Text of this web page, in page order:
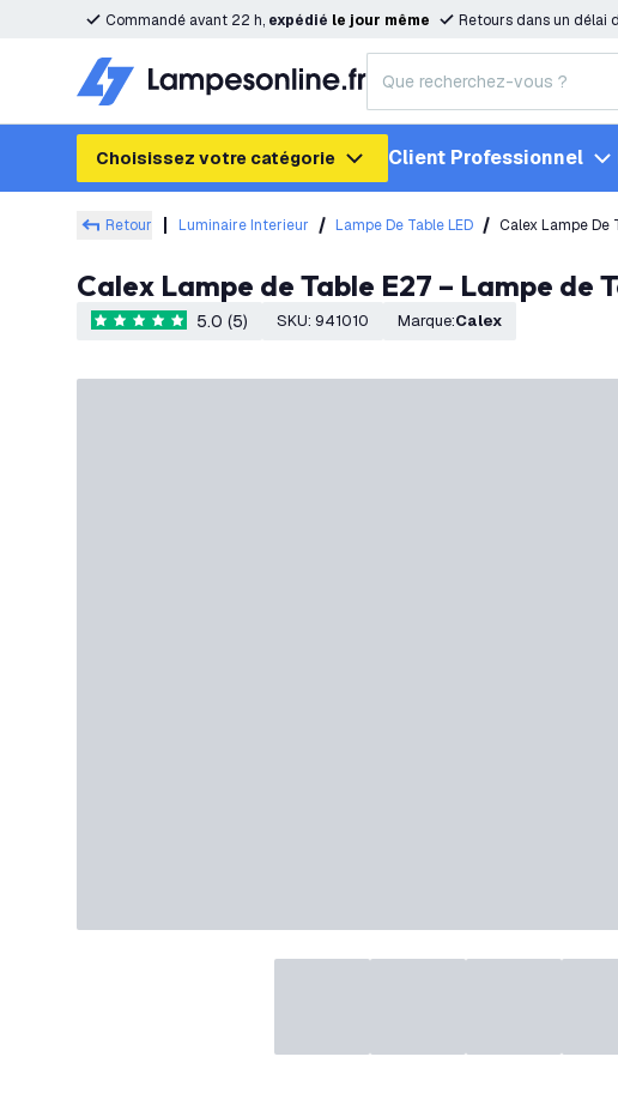
Commandé avant 22 h, expédié le jour même Retours dans un délai
Choisissez votre catégorie Client Professionnel
Retour Luminaire Interieur Lampe De Table LED Calex Lampe De
Calex Lampe de Table E27 – Lampe de
5 étoiles de notation
5.0 (5) SKU: 941010 Marque: Calex